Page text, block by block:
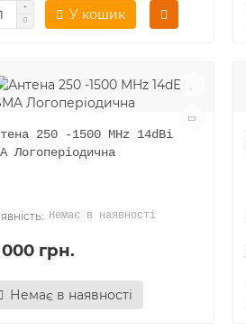
У кошик
250 -1500 MHz 14dBi
Логоперіодична
Немає в наявності
грн.
Немає в наявності